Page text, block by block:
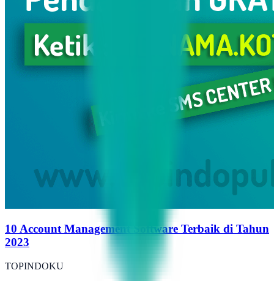
10 Account Management Software Terbaik di Tahun
2023
TOPINDOKU